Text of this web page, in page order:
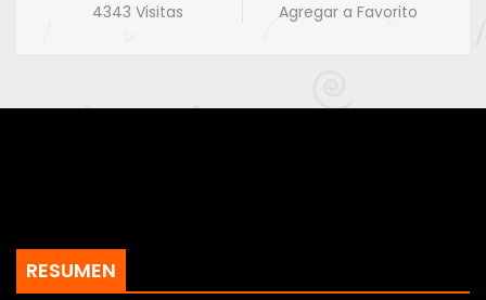
4343 Visitas Agregar a Favorito
RESUMEN